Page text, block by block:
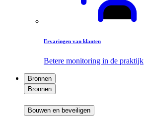
Ervaringen van klanten
Betere monitoring in de praktijk
Bronnen
Bronnen
Bouwen en beveiligen